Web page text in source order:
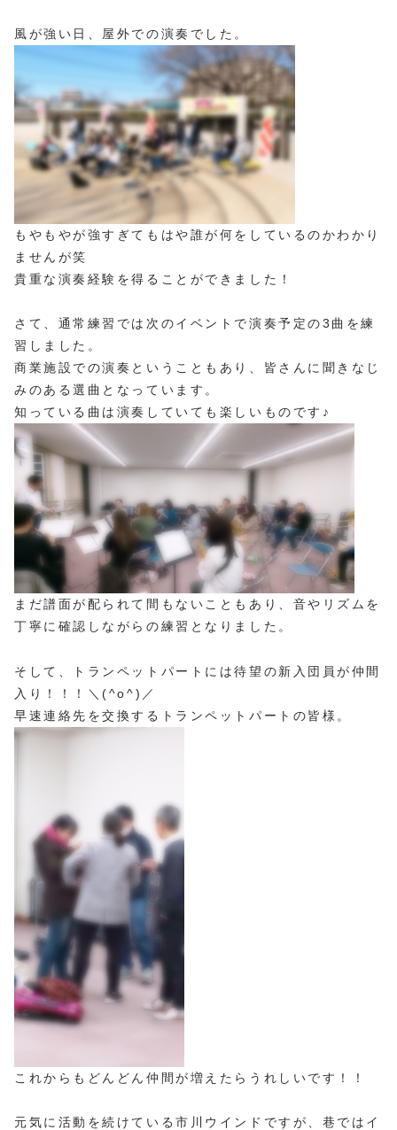
風が強い日、屋外での演奏でした。
もやもやが強すぎてもはや誰が何をしているのかわかり
ませんが笑
貴重な演奏経験を得ることができました！
さて、通常練習では次のイベントで演奏予定の3曲を練
習しました。
商業施設での演奏ということもあり、皆さんに聞きなじ
みのある選曲となっています。
知っている曲は演奏していても楽しいものです♪
まだ譜面が配られて間もないこともあり、音やリズムを
丁寧に確認しながらの練習となりました。
そして、トランペットパートには待望の新入団員が仲間
入り！！！＼(^o^)／
早速連絡先を交換するトランペットパートの皆様。
これからもどんどん仲間が増えたらうれしいです！！
元気に活動を続けている市川ウインドですが、巷ではイ